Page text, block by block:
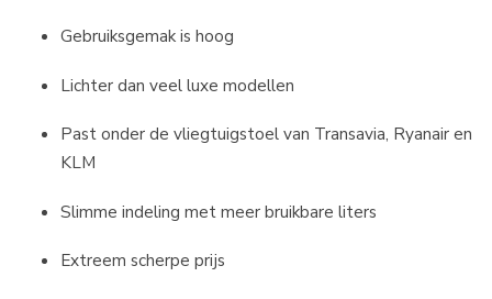
Gebruiksgemak is hoog
Lichter dan veel luxe modellen
Past onder de vliegtuigstoel van Transavia, Ryanair en
KLM
Slimme indeling met meer bruikbare liters
Extreem scherpe prijs